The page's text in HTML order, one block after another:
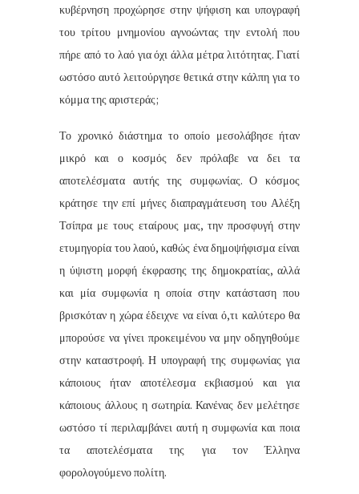
κυβέρνηση προχώρησε στην ψήφιση και υπογραφή
του τρίτου μνημονίου αγνοώντας την εντολή που
πήρε από το λαό για όχι άλλα μέτρα λιτότητας. Γιατί
ωστόσο αυτό λειτούργησε θετικά στην κάλπη για το
κόμμα της αριστεράς;
Το χρονικό διάστημα το οποίο μεσολάβησε ήταν
μικρό και ο κοσμός δεν πρόλαβε να δει τα
αποτελέσματα αυτής της συμφωνίας. Ο κόσμος
κράτησε την επί μήνες διαπραγμάτευση του Αλέξη
Τσίπρα με τους εταίρους μας, την προσφυγή στην
ετυμηγορία του λαού, καθώς ένα δημοψήφισμα είναι
η ύψιστη μορφή έκφρασης της δημοκρατίας, αλλά
και μία συμφωνία η οποία στην κατάσταση που
βρισκόταν η χώρα έδειχνε να είναι ό,τι καλύτερο θα
μπορούσε να γίνει προκειμένου να μην οδηγηθούμε
στην καταστροφή. Η υπογραφή της συμφωνίας για
κάποιους ήταν αποτέλεσμα εκβιασμού και για
κάποιους άλλους η σωτηρία. Κανένας δεν μελέτησε
ωστόσο τί περιλαμβάνει αυτή η συμφωνία και ποια
τα αποτελέσματα της για τον Έλληνα
φορολογούμενο πολίτη.